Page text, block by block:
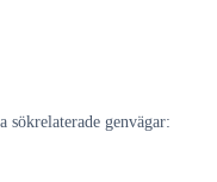
genvägar: